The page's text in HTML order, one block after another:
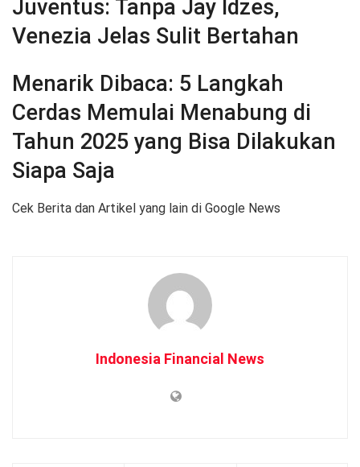
Juventus: Tanpa Jay Idzes,
Venezia Jelas Sulit Bertahan
Menarik Dibaca: 5 Langkah
Cerdas Memulai Menabung di
Tahun 2025 yang Bisa Dilakukan
Siapa Saja
Cek Berita dan Artikel yang lain di Google News
Indonesia Financial News